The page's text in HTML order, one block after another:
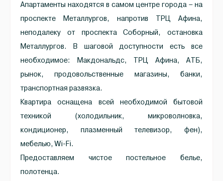
Апартаменты находятся в самом центре города – на
проспекте Металлургов, напротив ТРЦ Афина,
неподалеку от проспекта Соборный, остановка
Металлургов. В шаговой доступности есть все
необходимое: Макдональдс, ТРЦ Афина, АТБ,
рынок, продовольственные магазины, банки,
транспортная развязка.
Квартира оснащена всей необходимой бытовой
техникой (холодильник, микроволновка,
кондиционер, плазменный телевизор, фен),
мебелью, Wi-Fi.
Предоставляем чистое постельное белье,
полотенца.